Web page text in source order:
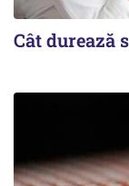
Cât durează